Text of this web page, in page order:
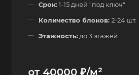
Срок:1-15 дней "под ключ"
Количество блоков: 2-24 шт.
Этажность: до 3 этажей
от 40000 ₽/м²